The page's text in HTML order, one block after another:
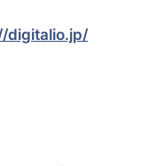
digitalio.jp/